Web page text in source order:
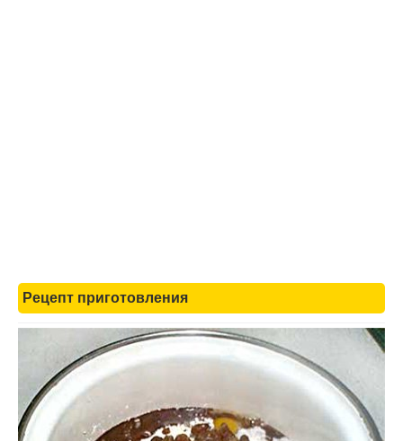
Рецепт приготовления